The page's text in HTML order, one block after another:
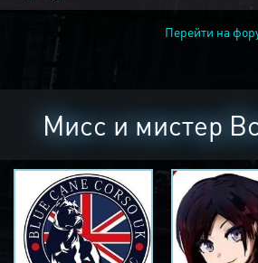
Перейти на
Мисс и мистер